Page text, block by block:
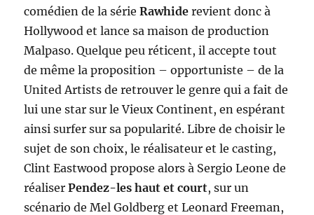
comédien de la sérieRawhide revient donc à
Hollywood et lance sa maison de production
Malpaso. Quelque peu réticent, il accepte tout
de même la proposition – opportuniste – de la
United Artists de retrouver le genre qui a fait de
lui une star sur le Vieux Continent, en espérant
ainsi surfer sur sa popularité. Libre de choisir le
sujet de son choix, le réalisateur et le casting,
Clint Eastwood propose alors à Sergio Leone de
réaliserPendez-les haut et court, sur un
scénario de Mel Goldberg et Leonard Freeman,